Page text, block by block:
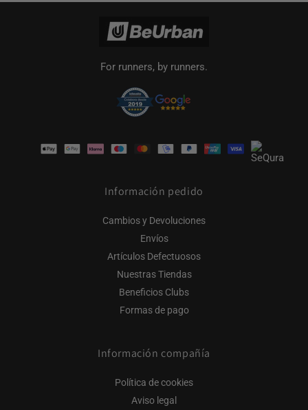
For runners, by runners.
Información pedido
Cambios y Devoluciones
Envíos
Artículos Defectuosos
Nuestras Tiendas
Beneficios Clubs
Formas de pago
Información compañía
Política de cookies
Aviso legal